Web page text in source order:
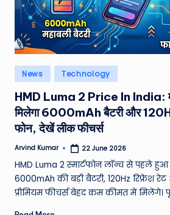
Posted
in
News Technology
HMD Luma 2 Price In India:
मिलेगा 6000mAh बैटरी और
फोन, देखें लीक फीचर्स
Posted
Arvind Kumar 22 June 2026
HMD Luma 2 स्मार्टफोन लॉन्च से पहले
6000mAh की बड़ी बैटरी, 120Hz रिफ्रेश
प्रीमियम फीचर्स बेहद कम कीमत में मिलेंगे।